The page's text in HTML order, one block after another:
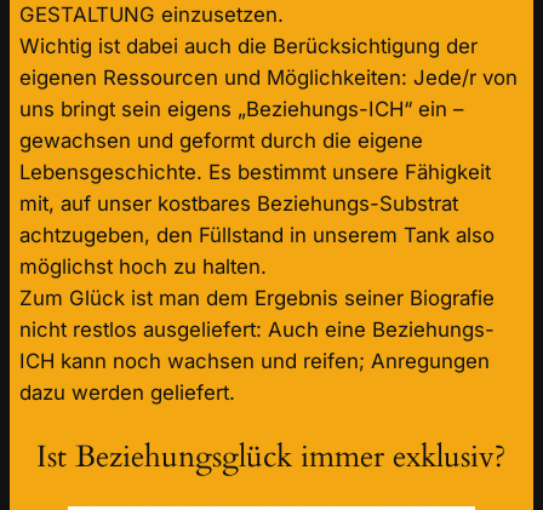
GESTALTUNG einzusetzen.
Wichtig ist dabei auch die Berücksichtigung der
eigenen Ressourcen und Möglichkeiten: Jede/r von
uns bringt sein eigens „Beziehungs-ICH“ ein –
gewachsen und geformt durch die eigene
Lebensgeschichte. Es bestimmt unsere Fähigkeit
mit, auf unser kostbares Beziehungs-Substrat
achtzugeben, den Füllstand in unserem Tank also
möglichst hoch zu halten.
Zum Glück ist man dem Ergebnis seiner Biografie
nicht restlos ausgeliefert: Auch eine Beziehungs-
ICH kann noch wachsen und reifen; Anregungen
dazu werden geliefert.
Ist Beziehungsglück immer exklusiv?